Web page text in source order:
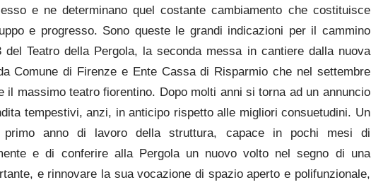
e ne determinano quel costante cambiamento che costituisce
e progresso. Sono queste le grandi indicazioni per il cammino
del Teatro della Pergola, la seconda messa in cantiere dalla nuova
Comune di Firenze e Ente Cassa di Risparmio che nel settembre
il massimo teatro fiorentino. Dopo molti anni si torna ad un annuncio
tempestivi, anzi, in anticipo rispetto alle migliori consuetudini. Un
anno di lavoro della struttura, capace in pochi mesi di
e di conferire alla Pergola un nuovo volto nel segno di una
e rinnovare la sua vocazione di spazio aperto e polifunzionale,